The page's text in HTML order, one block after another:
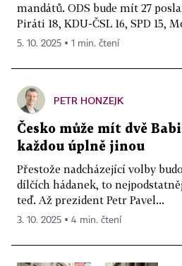
mandátů. ODS bude mít 27
Piráti 18, KDU-ČSL 16, SPD 15,
5. 10. 2025 ▪ 1 min. čtení
PETR HONZEJK
Česko může mít dvě
každou úplně jinou
Přestože nadcházející volby
dílčích hádanek, to
teď. Až prezident Petr Pavel...
3. 10. 2025 ▪ 4 min. čtení